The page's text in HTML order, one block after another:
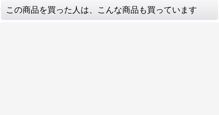
この商品を買った人は、こんな商品も買っています